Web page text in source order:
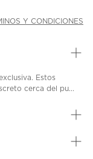
Y CONDICIONES
Estos
cerca del pu...